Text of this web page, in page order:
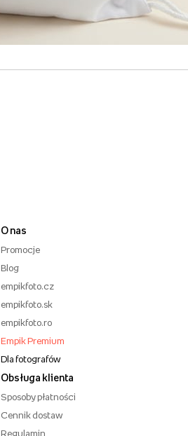
O nas
Promocje
Blog
empikfoto.cz
empikfoto.sk
empikfoto.ro
Empik Premium
Dla fotografów
Obsługa klienta
Sposoby płatności
Cennik dostaw
Regulamin